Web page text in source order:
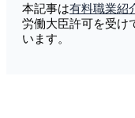
本記事は有料職業紹
労働大臣許可を受け
います。